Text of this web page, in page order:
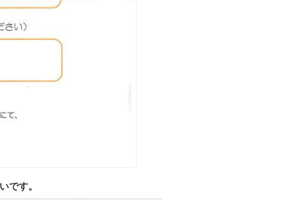
です。